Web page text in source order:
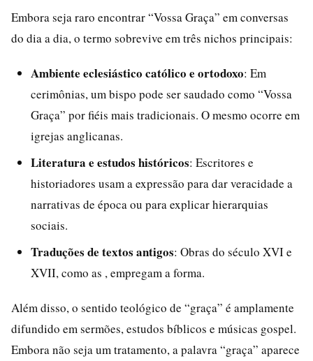
Embora seja raro encontrar “Vossa Graça” em conversas
do dia a dia, o termo sobrevive em três nichos principais:
Ambiente eclesiástico católico e ortodoxo: Em
cerimônias, um bispo pode ser saudado como “Vossa
Graça” por fiéis mais tradicionais. O mesmo ocorre em
igrejas anglicanas.
Literatura e estudos históricos: Escritores e
historiadores usam a expressão para dar veracidade a
narrativas de época ou para explicar hierarquias
sociais.
Traduções de textos antigos: Obras do século XVI e
XVII, como as , empregam a forma.
Além disso, o sentido teológico de “graça” é amplamente
difundido em sermões, estudos bíblicos e músicas gospel.
Embora não seja um tratamento, a palavra “graça” aparece